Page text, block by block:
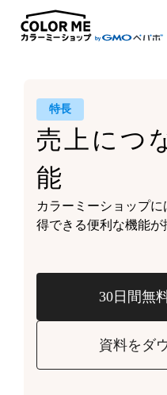
特長
売上につ
能
カラーミーショップに
得できる便利な機能が
30日間無
資料をダ